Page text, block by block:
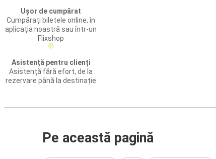
Ușor de cumpărat
Cumpărați biletele online, în
aplicația noastră sau într-un
Flixshop
Asistență pentru clienți
Asistență fără efort, de la
rezervare până la destinație
Pe această pagină